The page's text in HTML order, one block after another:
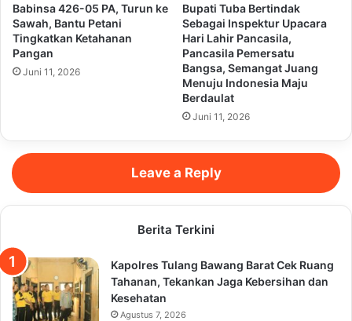
Babinsa 426-05 PA, Turun ke
Sawah, Bantu Petani
Tingkatkan Ketahanan
Pangan
Juni 11, 2026
Bupati Tuba Bertindak
Sebagai Inspektur Upacara
Hari Lahir Pancasila,
Pancasila Pemersatu
Bangsa, Semangat Juang
Menuju Indonesia Maju
Berdaulat
Juni 11, 2026
Leave a Reply
Berita Terkini
Kapolres Tulang Bawang Barat Cek Ruang
Tahanan, Tekankan Jaga Kebersihan dan
Kesehatan
Agustus 7, 2026